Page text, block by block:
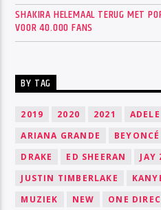
SHAKIRA HELEMAAL TERUG MET
VOOR 40.000 FANS
BY TAG
2019 2020 2021 ADELE
ARIANA GRANDE
BEYONCÉ
DRAKE
ED SHEERAN JAY
JUSTIN TIMBERLAKE
MUZIEK
NEW ONE